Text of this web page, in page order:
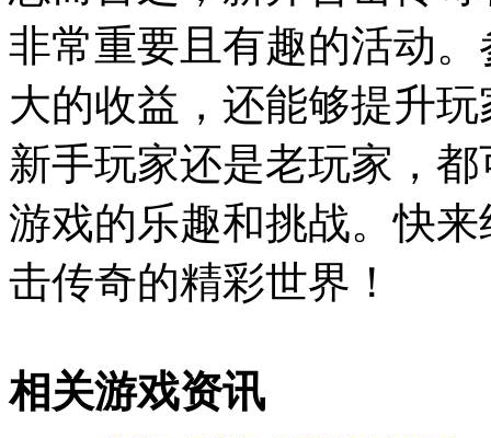
非常重要且有趣的活动
大的收益，还能够提升
新手玩家还是老玩家，
游戏的乐趣和挑战。快
击传奇的精彩世界！
相关游戏资讯